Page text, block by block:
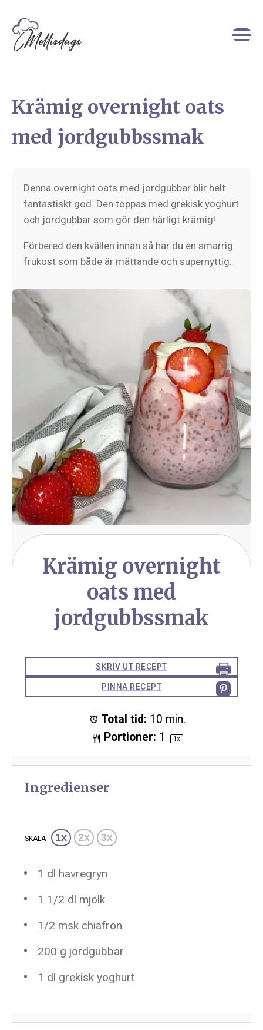
Krämig overnight oats
med jordgubbssmak
Denna overnight oats med jordgubbar blir helt
fantastiskt god. Den toppas med grekisk yoghurt
och jordgubbar som gör den härligt krämig!
Förbered den kvällen innan så har du en smarrig
frukost som både är mättande och supernyttig.
Krämig overnight
oats med
jordgubbssmak
SKRIV UT RECEPT
PINNA RECEPT
Total tid: 10 min.
Portioner: 1 1x
Ingredienser
SKALA 1x 2x 3x
1 dl havregryn
1 1/2 dl mjölk
1/2 msk chiafrön
200 g jordgubbar
1 dl grekisk yoghurt